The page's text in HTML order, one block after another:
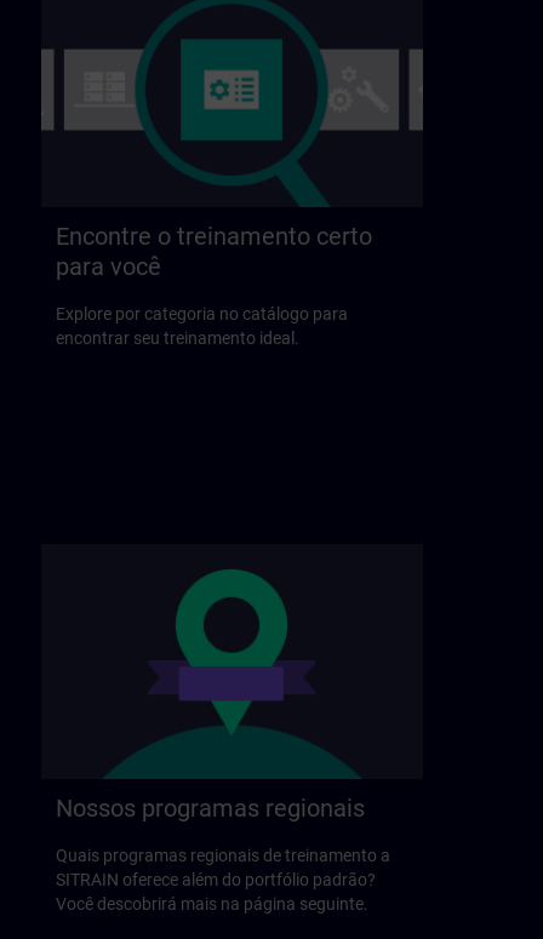
Encontre o treinamento certo
para você
Explore por categoria no catálogo para
encontrar seu treinamento ideal.
Nossos programas regionais
Quais programas regionais de treinamento a
SITRAIN oferece além do portfólio padrão?
Você descobrirá mais na página seguinte.